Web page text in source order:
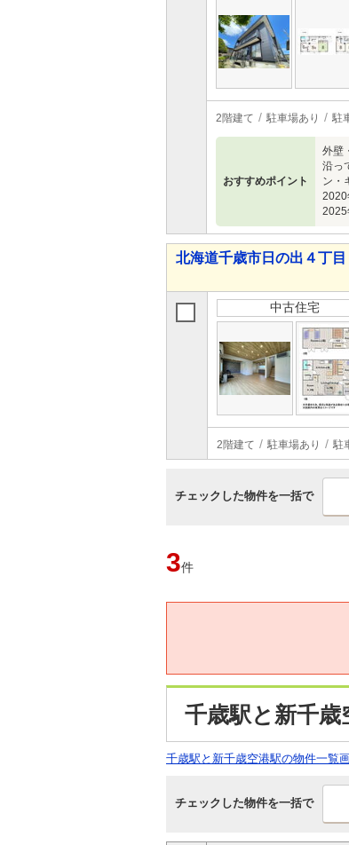
2階建て 駐車場あり 駐
おすすめポイント
外壁
沿っ
ン・
2020
北海道千歳市日の出４丁
中古住宅
2階建て 駐車場あり 駐
チェックした物件を一括で
3件
千歳駅と新千歳
千歳駅と新千歳空港駅の物件一覧
チェックした物件を一括で